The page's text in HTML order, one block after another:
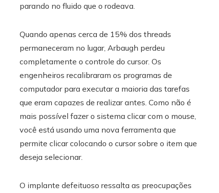
parando no fluido que o rodeava.
Quando apenas cerca de 15% dos threads
permaneceram no lugar, Arbaugh perdeu
completamente o controle do cursor. Os
engenheiros recalibraram os programas de
computador para executar a maioria das tarefas
que eram capazes de realizar antes. Como não é
mais possível fazer o sistema clicar com o mouse,
você está usando uma nova ferramenta que
permite clicar colocando o cursor sobre o item que
deseja selecionar.
O implante defeituoso ressalta as preocupações